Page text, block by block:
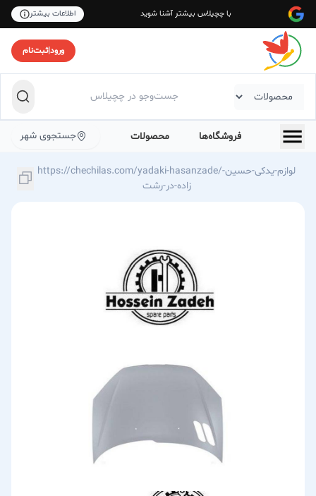
با چچیلاس بیشتر آشنا شوید اطلاعات بیشتر
ورود|ثبت‌نام
فروشگاه‌ها محصولات جستجوی شهر
https://chechilas.com/yadaki-hasanzade/لوازم-یدکی-حسین-
زاده-در-رشت